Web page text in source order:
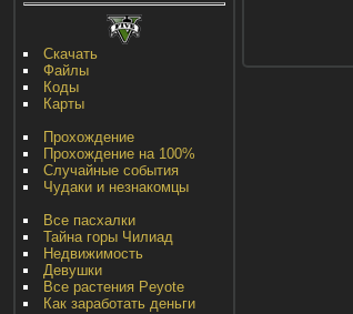
Скачать
Файлы
Коды
Карты
Прохождение
Прохождение на 100%
Случайные события
Чудаки и незнакомцы
Все пасхалки
Тайна горы Чилиад
Недвижимость
Девушки
Все растения Peyote
Как заработать деньги